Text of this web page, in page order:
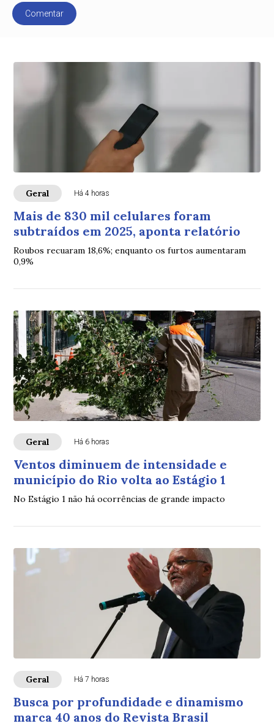
Comentar
Geral Há 4 horas
Mais de 830 mil celulares foram
subtraídos em 2025, aponta relatório
Roubos recuaram 18,6%; enquanto os furtos aumentaram
0,9%
Geral Há 6 horas
Ventos diminuem de intensidade e
município do Rio volta ao Estágio 1
No Estágio 1 não há ocorrências de grande impacto
Geral Há 7 horas
Busca por profundidade e dinamismo
marca 40 anos do Revista Brasil